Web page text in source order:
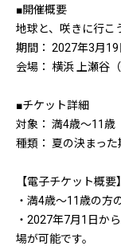
■開催概要
地球と、咲きに行こ
期間： 2027年3月19
会場： 横浜 上瀬谷
■チケット詳細
対象： 満4歳〜11歳
種類： 夏の決まっ
【電子チケット概要】
・満4歳〜11歳の方
・2027年7月1日か
場が可能です。